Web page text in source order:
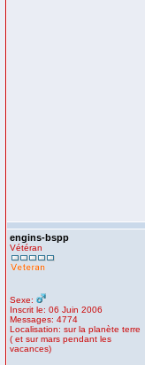
engins-bspp
Vétéran
Sexe:
Inscrit le: 06 Juin 2006
Messages: 4774
Localisation: sur la planète terre
( et sur mars pendant les
vacances)